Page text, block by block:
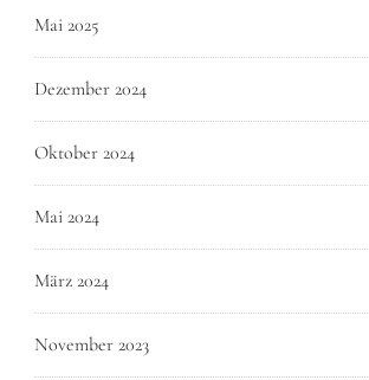
Mai 2025
Dezember 2024
Oktober 2024
Mai 2024
März 2024
November 2023